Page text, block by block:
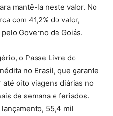
mantê-la neste valor. No
com 41,2% do valor,
Governo de Goiás.
o Passe Livre do
no Brasil, que garante
oito viagens diárias no
de semana e feriados.
55,4 mil